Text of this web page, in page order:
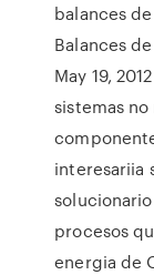
balances
Balances
May 19,
sistemas
interesariia
procesos
energia de